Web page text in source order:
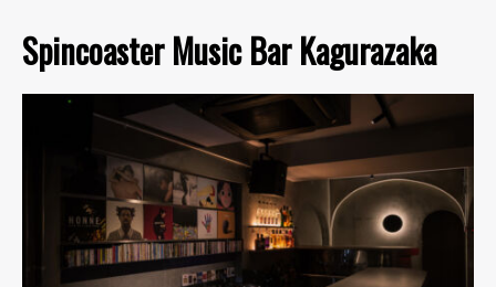
Spincoaster Music Bar Kagurazaka